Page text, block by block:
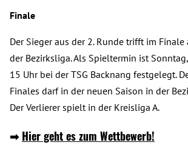
Finale
Der Sieger aus der 2. Runde trifft im Finale
der Bezirksliga. Als Spieltermin ist
15 Uhr bei der TSG Backnang festgelegt.
Finales darf in der neuen Saison in der
Der Verlierer spielt in der Kreisliga A.
➡Hier geht es zum Wettbewerb!